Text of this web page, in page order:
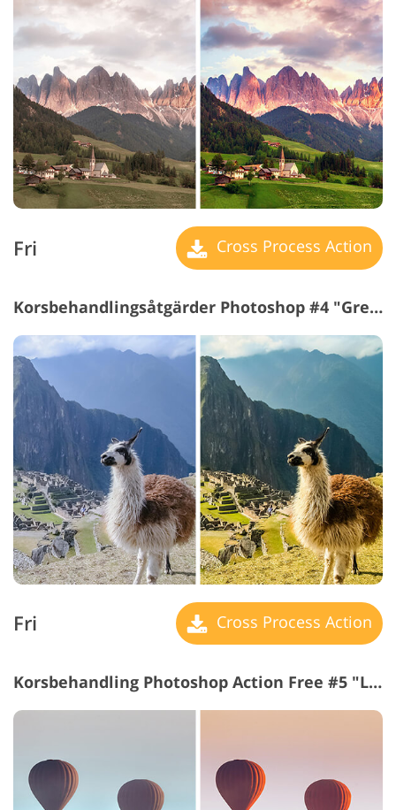
Fri Cross Process Action
Korsbehandlingsåtgärder Photoshop #4 "Greenery"
Fri Cross Process Action
Korsbehandling Photoshop Action Free #5 "Landscape"